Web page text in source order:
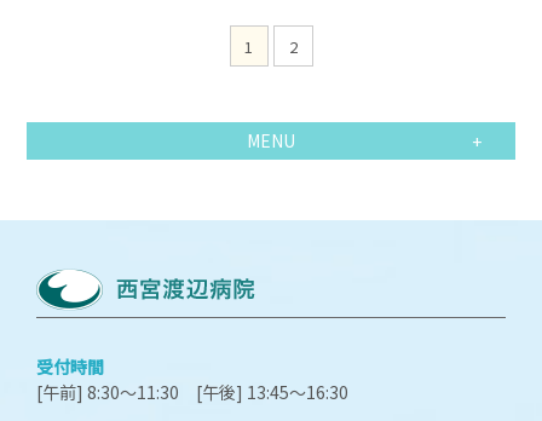
1 2
MENU
受付時間
[午前] 8:30～11:30 [午後] 13:45～16:30